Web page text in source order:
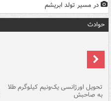
در مسیر تولد ابریشم
حوادث
تحویل اورژانسی یک‌ونیم کیلوگرم طلا
به صاحبش